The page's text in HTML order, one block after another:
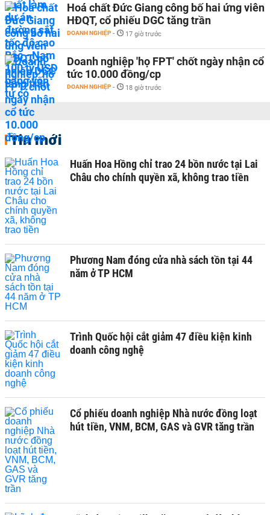
Hoá chất Đức Giang công bố hai ứng viên
HĐQT, cổ phiếu DGC tăng trần
DOANH NGHIỆP - 17 giờ trước
Doanh nghiệp 'họ FPT' chốt ngày nhận cổ
tức 10.000 đồng/cp
DOANH NGHIỆP - 18 giờ trước
Tin mới
Huấn Hoa Hồng chỉ trao 24 bồn nước tại Lai
Châu cho chính quyền xã, không trao tiền
Phương Nam đóng cửa nhà sách tồn tại 44
năm ở TP HCM
Trình Quốc hội cắt giảm 47 điều kiện kinh
doanh công nghệ
Cổ phiếu doanh nghiệp Nhà nước đồng loạt
hút tiền, VNM, BCM, GAS và GVR tăng trần